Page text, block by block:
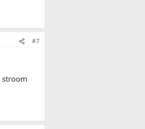
#7
stroom